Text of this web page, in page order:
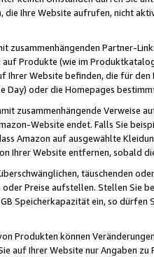
die Ihre Website aufrufen, nicht
zusammenhängenden Partner-
auf Produkte (wie im
Ihrer Website befinden, die für
Day) oder die Homepages
zusammenhängende
Website endet. Falls Sie
Amazon auf ausgewählte
Ihrer Website entfernen, sobald
täuschenden
Preise aufstellen. Stellen Sie
Speicherkapazität ein, so dürfen
Produkten können
auf Ihrer Website nur Angaben